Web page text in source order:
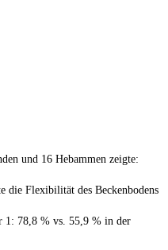
und 16 Hebammen zeigte:
die Flexibilität des Beckenbodens
1: 78,8 % vs. 55,9 % in der